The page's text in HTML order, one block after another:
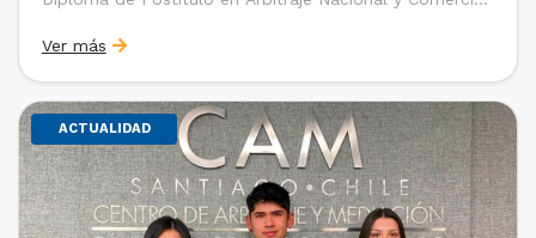
Derecho Internacional de la Facultad de Derecho de la
Universidad de Chile y […]
Ver más
ACTUALIDAD